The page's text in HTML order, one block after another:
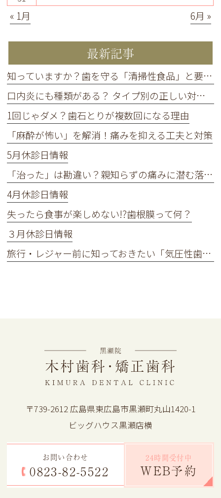
« 1月 6月 »
最新記事
知っていますか？歯を守る「清掃性食品」と要注意の「停滞性食品」
口内炎にも種類がある？ タイプ別の正しい対処法
1回じゃダメ？歯石とりが複数回になる理由
「麻酔が怖い」を解消！痛みを抑える工夫と対策
5月休診日情報
「治った」は勘違い？親知らずの痛みに潜む落とし穴
4月休診日情報
失ったら食事が楽しめない!?歯根膜って何？
３月休診日情報
旅行・レジャー前に知っておきたい「気圧性歯痛」とは
〒739-2612 広島県東広島市黒瀬町丸山1420-1
ビッグハウス黒瀬店横
お問い合わせ
0823-82-5522
24時間受付中
WEB予約